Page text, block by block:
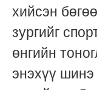
хийсэн
зургийг
өнгийн
энэхүү шинэ